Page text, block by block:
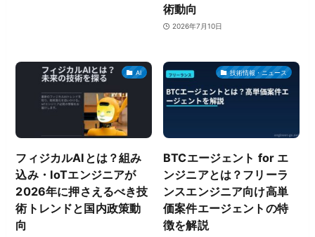
術動向
2026年7月10日
AI
フィジカルAIとは？組み
込み・IoTエンジニアが
2026年に押さえるべき技
術トレンドと国内政策動
向
技術情報・ニュース
BTCエージェント for エ
ンジニアとは？フリーラ
ンスエンジニア向け高単
価案件エージェントの特
徴を解説